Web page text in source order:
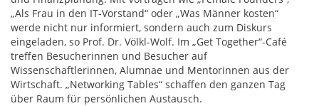
„Als Frau in den IT-Vorstand“ oder „Was Männer kosten“
werde nicht nur informiert, sondern auch zum Diskurs
eingeladen, so Prof. Dr. Völkl-Wolf. Im „Get Together“-Café
treffen Besucherinnen und Besucher auf
Wissenschaftlerinnen, Alumnae und Mentorinnen aus der
Wirtschaft. „Networking Tables“ schaffen den ganzen Tag
über Raum für persönlichen Austausch.